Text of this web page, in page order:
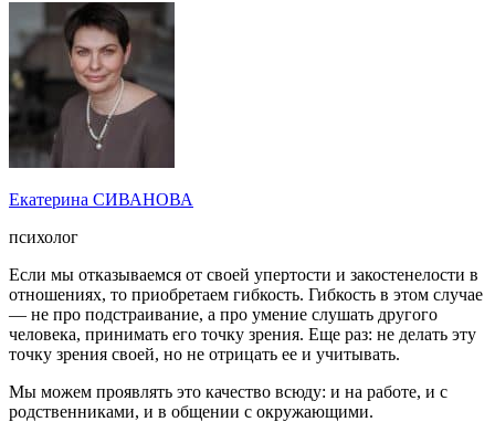
Екатерина СИВАНОВА
психолог
Если мы отказываемся от своей упертости и закостенелости в
отношениях, то приобретаем гибкость. Гибкость в этом случае
— не про подстраивание, а про умение слушать другого
человека, принимать его точку зрения. Еще раз: не делать эту
точку зрения своей, но не отрицать ее и учитывать.
Мы можем проявлять это качество всюду: и на работе, и с
родственниками, и в общении с окружающими.